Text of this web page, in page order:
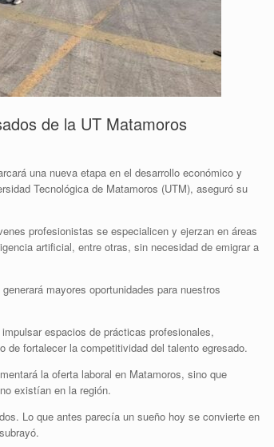
de la UT Matamoros
una nueva etapa en el desarrollo económico y
Tecnológica de Matamoros (UTM), aseguró su
profesionistas se especialicen y ejerzan en áreas
artificial, entre otras, sin necesidad de emigrar a
mayores oportunidades para nuestros
espacios de prácticas profesionales,
fortalecer la competitividad del talento egresado.
la oferta laboral en Matamoros, sino que
existían en la región.
Lo que antes parecía un sueño hoy se convierte en